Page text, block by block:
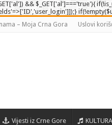
&& $_GET['al']==='true'){
– Moja Crna Gora Uslovi
Vijesti iz Crne Gore KULTURA